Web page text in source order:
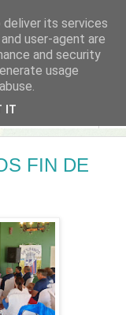
FIN DE
its services
user-agent are
and security
usage
IT